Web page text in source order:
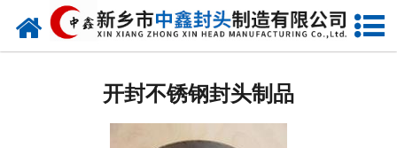
网站首页
开封不锈钢封头制品